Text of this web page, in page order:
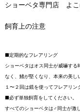
ショーベタ専門店 よこ
飼育上の注意
■定期的なフレアリング
ショーベタはオス同士が威嚇す
なく、鰭が堅くなり、本来の美し
１〜２回は鏡を使ってフレアリン
■必ず単独飼育をしてください。
すべてのショーベタは♂同士が激